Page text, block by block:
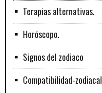
Terapias alternativas.
Horóscopo.
Signos del zodiaco
Compatibilidad-zodiacal